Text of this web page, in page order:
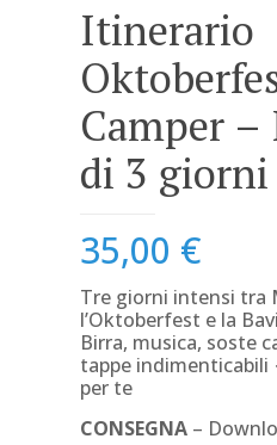
Itinerario
Camper
di 3 giorni
35,00 €
Tre giorni intensi tra
l’Oktoberfest e la
Birra, musica, soste
tappe
per te
CONSEGNA–